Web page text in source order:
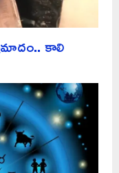
కాలి